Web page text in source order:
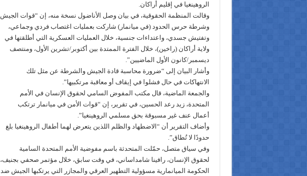
الروهينغيا في إقليم أراكان.
وقالت المنظمة الحقوقية، في بيان وصل الأناضول نسخة منه، إن “قوات الجيش
وشرطة حرس الحدود (في ميانمار) شاركت بعمليات اغتصاب فردي وجماعي،
وتفتيش جسدي، واعتداءات جنسية، خلال العمليات العسكرية التي أطلقتها في
ولاية أراكان (راخين)، خلال الفترة الممتدة بين أكتوبر/تشرين الأول، ومنتصف
ديسمبر/كانون الأول الماضيين”.
وأشار البيان إلى “ضرورة محاسبة قادة الجيش والشرطة عن مثل تلك
الانتهاكات في حال فشلوا في إيقاف أو معاقبة مرتكبيها”.
والجمعة الماضية، قال مكتب المفوض السامي لحقوق الإنسان في الأمم
المتحدة، زيد رعد الحسين، في تقرير، إن “قوات الأمن في ميانمار ترتكب
أعمال عنف غير مسبوقة بحق مسلمي الروهينغيا”.
وأضاف التقرير أن “الاضطهاد والظلم اللذين يتعرض لهما أطفال الروهينغيا بلغ
حدودًا لا تُطاق”.
وفي سياق متصل، حمّلت المتحدثة باسم مفوضية الأمم المتحدة السامية
لحقوق الإنسان، رافينا شامداساني، في وقت سابق، خلال مؤتمر صحفي بجنيف،
الحكومة الميانمارية مسؤولية التطهير العرقي والمجازر التي يرتكبها الجيش ضد